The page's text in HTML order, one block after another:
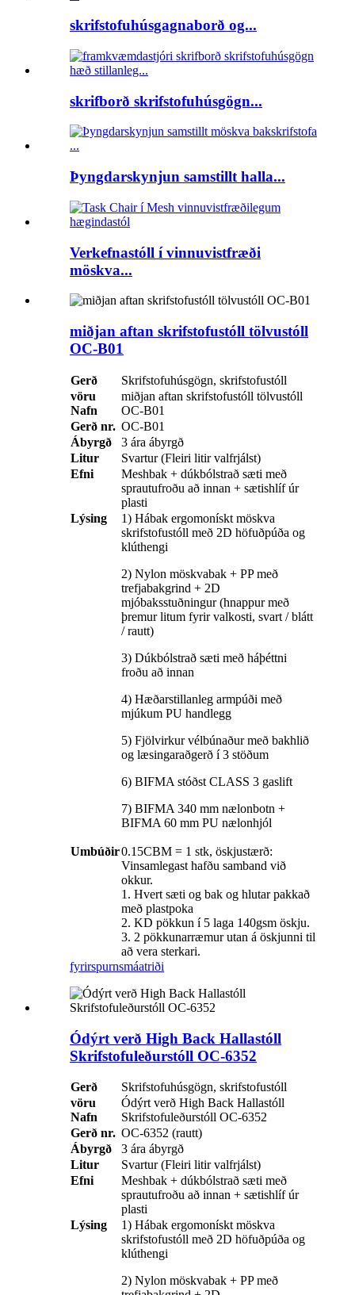
skrifstofuhúsgagnaborð og...
skrifborð skrifstofuhúsgögn...
Þyngdarskynjun samstillt halla...
Verkefnastóll í vinnuvistfræði
möskva...
miðjan aftan skrifstofustóll tölvustóll
OC-B01
Gerð
Skrifstofuhúsgögn, skrifstofustóll
vöru
Nafn
miðjan aftan skrifstofustóll tölvustóll
OC-B01
Gerð nr. OC-B01
Ábyrgð
3 ára ábyrgð
Litur
Svartur (Fleiri litir valfrjálst)
Efni
Meshbak + dúkbólstrað sæti með
sprautufroðu að innan + sætishlíf úr
plasti
Lýsing
1) Hábak ergomonískt möskva
skrifstofustóll með 2D höfuðpúða og
klúthengi
2) Nylon möskvabak + PP með
trefjabakgrind + 2D
mjóbaksstuðningur (hnappur með
þremur litum fyrir valkosti, svart / blátt
/ rautt)
3) Dúkbólstrað sæti með háþéttni
froðu að innan
4) Hæðarstillanleg armpúði með
mjúkum PU handlegg
5) Fjölvirkur vélbúnaður með bakhlið
og læsingaraðgerð í 3 stöðum
6) BIFMA stóðst CLASS 3 gaslift
7) BIFMA 340 mm nælonbotn +
BIFMA 60 mm PU nælonhjól
Umbúðir0.15CBM = 1 stk, öskjustærð:
Vinsamlegast hafðu samband við
okkur.
1. Hvert sæti og bak og hlutar pakkað
með plastpoka
2. KD pökkun í 5 laga 140gsm öskju.
3. 2 pökkunarræmur utan á öskjunni til
að vera sterkari.
fyrirspurnsmáatriði
Ódýrt verð High Back Hallastóll
Skrifstofuleðurstóll OC-6352
Gerð
Skrifstofuhúsgögn, skrifstofustóll
vöru
Nafn
Ódýrt verð High Back Hallastóll
Skrifstofuleðurstóll OC-6352
Gerð nr. OC-6352 (rautt)
Ábyrgð
3 ára ábyrgð
Litur
Svartur (Fleiri litir valfrjálst)
Efni
Meshbak + dúkbólstrað sæti með
sprautufroðu að innan + sætishlíf úr
plasti
Lýsing
1) Hábak ergomonískt möskva
skrifstofustóll með 2D höfuðpúða og
klúthengi
2) Nylon möskvabak + PP með